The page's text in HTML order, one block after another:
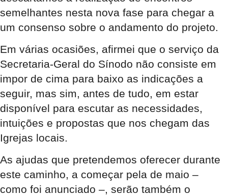
semelhantes nesta nova fase para chegar a
um consenso sobre o andamento do projeto.
Em várias ocasiões, afirmei que o serviço da
Secretaria-Geral do Sínodo não consiste em
impor de cima para baixo as indicações a
seguir, mas sim, antes de tudo, em estar
disponível para escutar as necessidades,
intuições e propostas que nos chegam das
Igrejas locais.
As ajudas que pretendemos oferecer durante
este caminho, a começar pela de maio –
como foi anunciado –, serão também o